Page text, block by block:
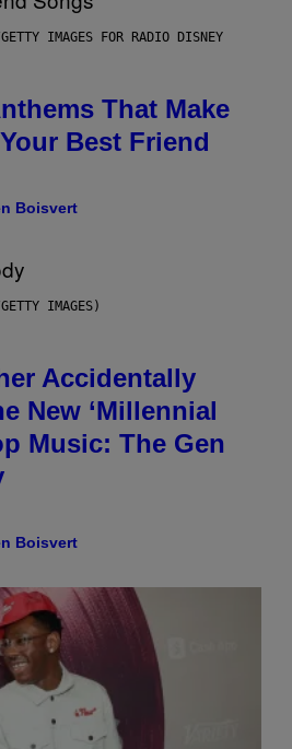
IMAGES FOR RADIO DISNEY
That Make
Best Friend
Boisvert
IMAGES)
Accidentally
New ‘Millennial
Music: The Gen
Boisvert